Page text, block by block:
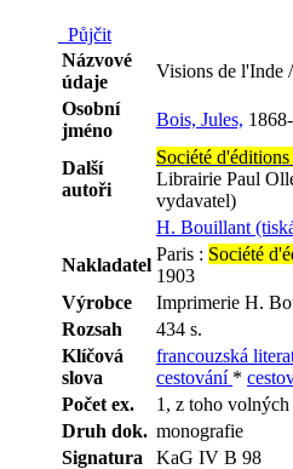
Půjčit
Názvové
údaje
Visions de l'Inde
Osobní
jméno
Bois, Jules,
Další
autoři
Société
Librairie Paul
vydavatel)
H. Bouillant
Nakladatel
Paris : Société
1903
Výrobce
Imprimerie H.
Rozsah
434 s.
Klíčová
slova
francouzská
cestování *
Počet ex.
1, z toho volných
Druh dok. monografie
Signatura
KaG IV B 98